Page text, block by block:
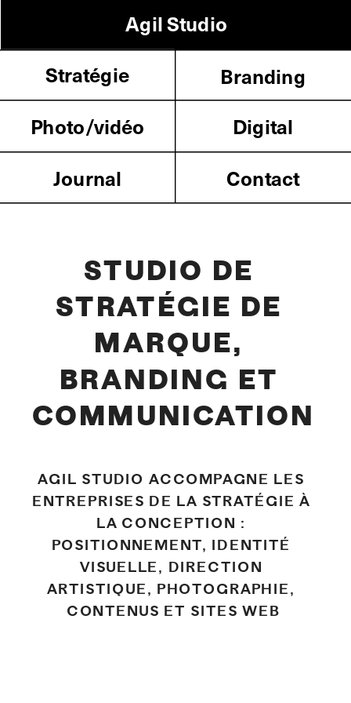
Agil Studio
Stratégie
Branding
Digital
Photo/vidéo
Contact
Journal
STUDIO DE
STRATÉGIE DE
MARQUE,
BRANDING ET
COMMUNICATION
AGIL STUDIO ACCOMPAGNE LES
ENTREPRISES DE LA STRATÉGIE À
LA CONCEPTION :
POSITIONNEMENT, IDENTITÉ
VISUELLE, DIRECTION
ARTISTIQUE, PHOTOGRAPHIE,
CONTENUS ET SITES WEB